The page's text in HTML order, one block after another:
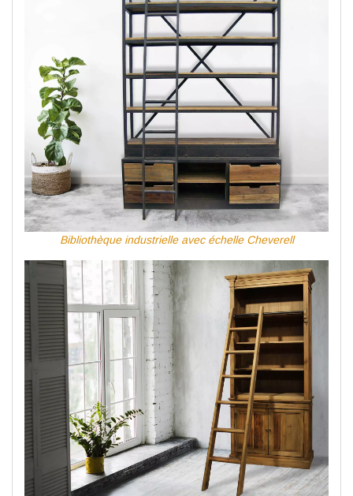
Bibliothèque industrielle avec échelle Cheverell